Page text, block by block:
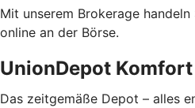
Mit unserem Brokerage
online an der Börse.
UnionDepot Komfort
Das zeitgemäße Depot – alles